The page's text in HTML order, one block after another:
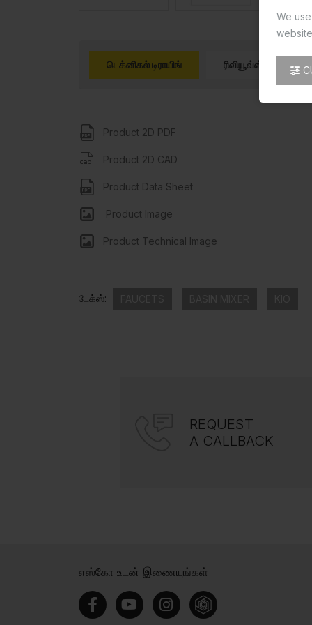
We
டெக்னிகல் டிராயிங் ரிவியூவ்ஸ் (0)
Product 2D PDF
Product 2D CAD
Product Data Sheet
Product Image
Product Technical Image
டேக்ஸ்:
REQUEST
A CALLBACK
எஸ்கோ உடன் இணையுங்கள்